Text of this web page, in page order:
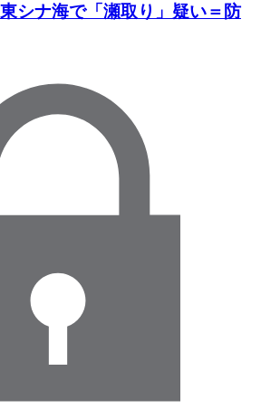
シナ海で「瀬取り」疑い＝防